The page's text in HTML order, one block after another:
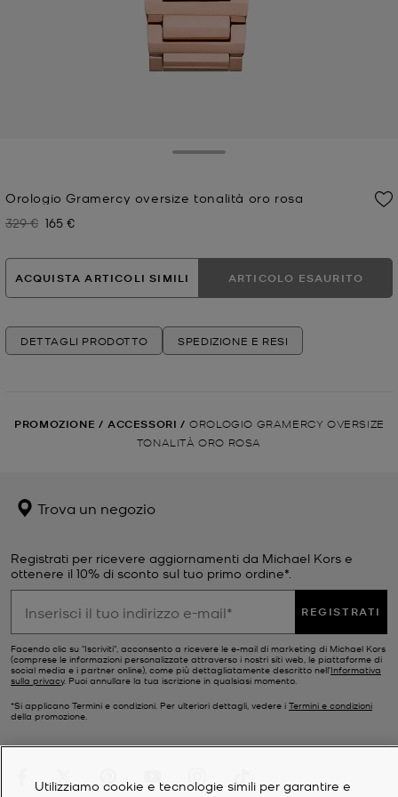
Orologio Gramercy oversize tonalità oro rosa
Prezzo iniziale
329 € Prezzo attuale
165 €
ACQUISTA ARTICOLI SIMILI ARTICOLO ESAURITO
DETTAGLI PRODOTTO SPEDIZIONE E RESI
PROMOZIONE / ACCESSORI / OROLOGIO GRAMERCY OVERSIZE
TONALITÀ ORO ROSA
Trova un negozio
Registrati per ricevere aggiornamenti da Michael Kors e
ottenere il 10% di sconto sul tuo primo ordine*.
REGISTRATI
Facendo clic su "Iscriviti", acconsento a ricevere le e-mail di marketing di Michael Kors
(comprese le informazioni personalizzate attraverso i nostri siti web, le piattaforme di
social media e i partner online), come più dettagliatamente descritto nell’Informativa
sulla privacy. Puoi annullare la tua iscrizione in qualsiasi momento.
*Si applicano Termini e condizioni. Per ulteriori dettagli, vedere i Termini e condizioni
della promozione.
Utilizziamo cookie e tecnologie simili per garantire e